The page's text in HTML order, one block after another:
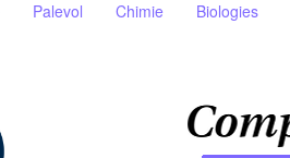
Palevol Chimie Biologies